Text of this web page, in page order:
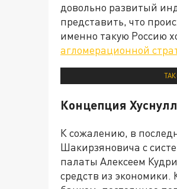
довольно развитый
представить, что
именно такую Россию
агломерационной
Концепция
К сожалению, в
Шакирзяновича с
палаты Алексеем
средств из